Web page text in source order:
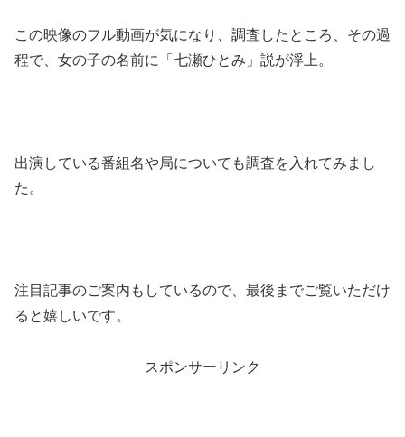
この映像のフル動画が気になり、調査したところ、その過
程で、女の子の名前に「七瀬ひとみ」説が浮上。
出演している番組名や局についても調査を入れてみまし
た。
注目記事のご案内もしているので、最後までご覧いただけ
ると嬉しいです。
スポンサーリンク